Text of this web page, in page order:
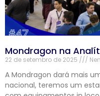
Mondragon na
22 de setembro de 2025
A Mondragon dará mais
nacional, teremos um